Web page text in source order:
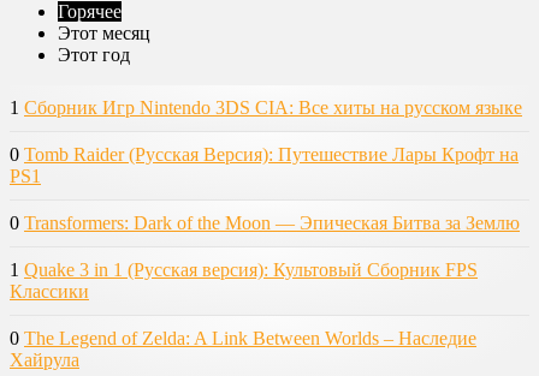
Горячее
Этот месяц
Этот год
1 Сборник Игр Nintendo 3DS CIA: Все хиты на русском языке
0 Tomb Raider (Русская Версия): Путешествие Лары Крофт на
PS1
0 Transformers: Dark of the Moon — Эпическая Битва за Землю
1 Quake 3 in 1 (Русская версия): Культовый Сборник FPS
Классики
0 The Legend of Zelda: A Link Between Worlds – Наследие
Хайрула